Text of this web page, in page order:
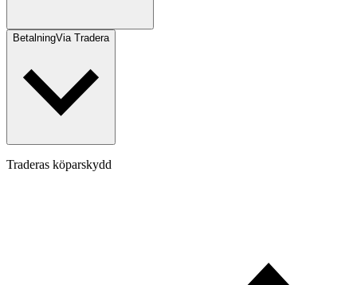
BetalningVia Tradera
Traderas köparskydd